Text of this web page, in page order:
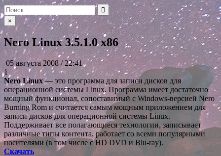
Искать:
×
Nero Linux 3.5.1.0 x86
05 августа 2008 / 22:41
1
Nero Linux— это программа для записи дисков для
операционной системы Linux. Программа имеет достаточно
мощный функционал, сопоставимый с Windows-версией Nero
Burning Rom и считается самым мощным приложением для
записи дисков для операционной системы Linux.
Поддерживает все полагающиеся технологии, записывает
различные типы контента, работает со всеми популярными
носителями (в том числе с HD DVD и Blu-ray).
Скачать